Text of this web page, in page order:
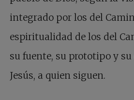
integrado por los del
espiritualidad de los del
su fuente, su prototipo y
Jesús, a quien siguen.